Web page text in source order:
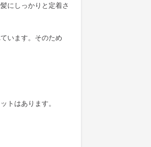
にしっかりと定着さ
います。そのため
トはあります。